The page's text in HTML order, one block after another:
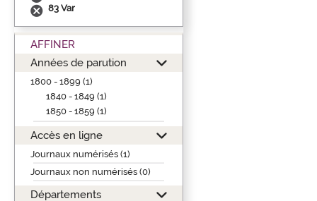
83 Var
AFFINER
Années de parution
1800 - 1899 (1)
1840 - 1849 (1)
1850 - 1859 (1)
Accès en ligne
Journaux numérisés (1)
Journaux non numérisés (0)
Départements